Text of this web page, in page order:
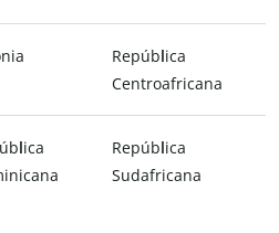
República
Centroafricana
lica
República
Sudafricana